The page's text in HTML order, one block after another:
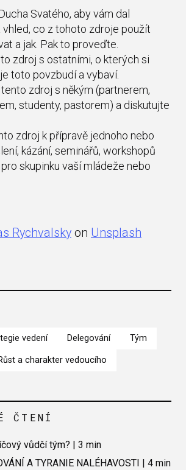
Svatého, aby vám dal
co z tohoto zdroje použít
a jak. Pak to proveďte.
zdroj s ostatními, o kterých si
toto povzbudí a vybaví.
zdroj s někým (partnerem,
studenty, pastorem) a diskutujte
zdroj k přípravě jednoho nebo
kázání, seminářů, workshopů
skupinku vaší mládeže nebo
Rychvalsky on Unsplash
vedení Delegování Tým
a charakter vedoucího
ČTENÍ
vůdčí tým? | 3 min
A TYRANIE NALÉHAVOSTI | 4 min